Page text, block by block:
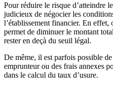
Pour réduire le risque d’atteindre
judicieux de négocier les
l’établissement financier. En effet,
permet de diminuer le montant
rester en deçà du seuil légal.
De même, il est parfois possible
emprunteur ou des frais annexes
dans le calcul du taux d’usure.